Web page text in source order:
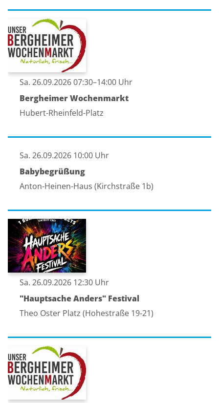
Sa. 26.09.2026 07:30–14:00 Uhr
Bergheimer Wochenmarkt
Hubert-Rheinfeld-Platz
Sa. 26.09.2026 10:00 Uhr
Babybegrüßung
Anton-Heinen-Haus (Kirchstraße 1b)
Sa. 26.09.2026 12:30 Uhr
"Hauptsache Anders" Festival
Theo Oster Platz (Hohestraße 19-21)